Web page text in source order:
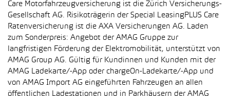
Care Motorfahrzeugversicherung ist die Zürich Versicherungs-
Gesellschaft AG. Risikoträgerin der Special LeasingPLUS Care
Ratenversicherung ist die AXA Versicherungen AG. Laden
zum Sonderpreis: Angebot der AMAG Gruppe zur
langfristigen Förderung der Elektromobilität, unterstützt von
AMAG Group AG. Gültig für Kundinnen und Kunden mit der
AMAG Ladekarte/-App oder chargeOn-Ladekarte/-App und
von AMAG Import AG eingeführten Fahrzeugen an allen
öffentlichen Ladestationen und in Parkhäusern der AMAG